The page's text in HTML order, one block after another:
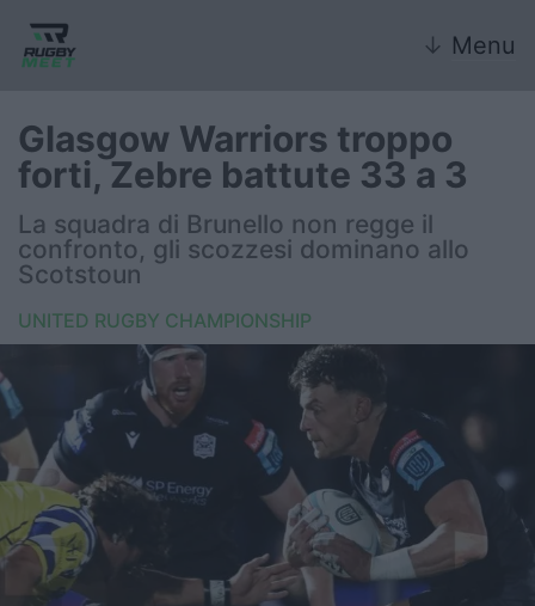
↓ Menu
Nazionale
Nazionali giovanili
Rugby Sevens
Internazionale
6 Nazioni
United Rugby Championship
Top14
Glasgow Warriors troppo
forti, Zebre battute 33 a 3
La squadra di Brunello non regge il
confronto, gli scozzesi dominano allo
Scotstoun
UNITED RUGBY CHAMPIONSHIP